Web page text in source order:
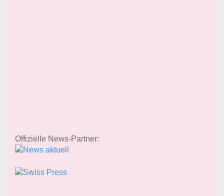
Offizielle News-Partner: